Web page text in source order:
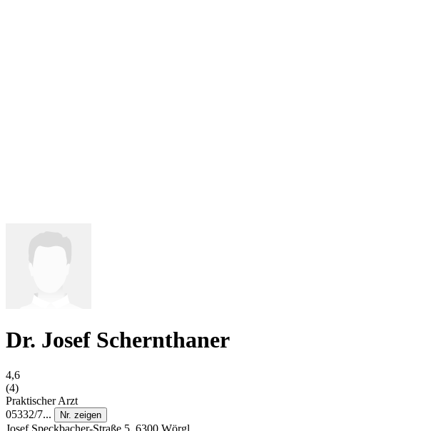
Dr. Josef Schernthaner
4,6
(4)
Praktischer Arzt
05332/7...
Nr. zeigen
Josef Speckbacher-Straße 5, 6300 Wörgl